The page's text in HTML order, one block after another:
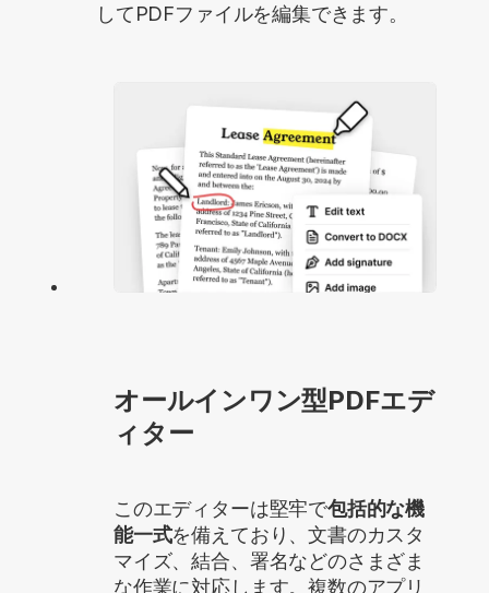
してPDFファイルを編集できます。
オールインワン型PDFエデ
ィター
このエディターは堅牢で包括的な機
能一式を備えており、文書のカスタ
マイズ、結合、署名などのさまざま
な作業に対応します。複数のアプリ